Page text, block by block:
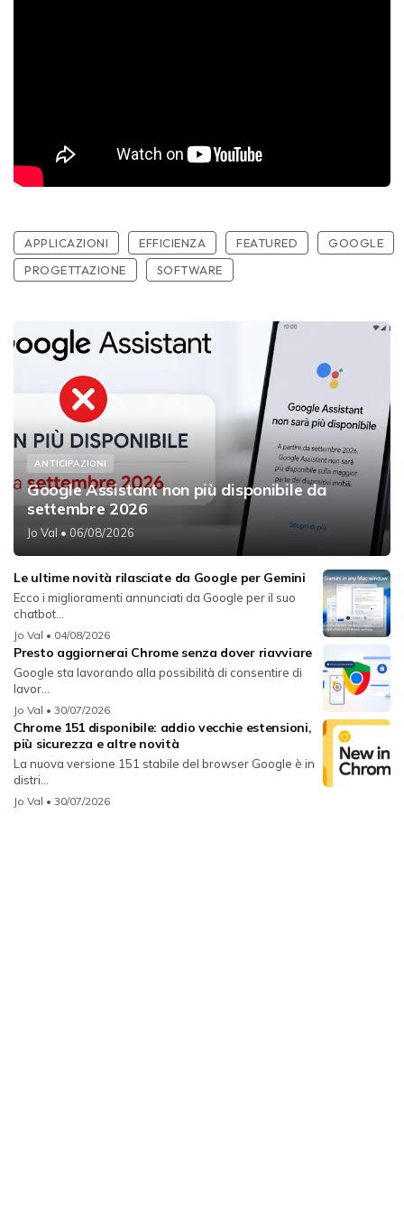
APPLICAZIONI EFFICIENZA FEATURED
GOOGLE
PROGETTAZIONE
SOFTWARE
ANTICIPAZIONI
Google Assistant non più disponibile da
settembre 2026
Jo Val • 06/08/2026
Le ultime novità rilasciate da Google per Gemini
Ecco i miglioramenti annunciati da Google per il suo
chatbot...
Jo Val • 04/08/2026
Presto aggiornerai Chrome senza dover riavviare
Google sta lavorando alla possibilità di consentire di
lavor...
Jo Val • 30/07/2026
Chrome 151 disponibile: addio vecchie estensioni,
più sicurezza e altre novità
La nuova versione 151 stabile del browser Google è in
distri...
Jo Val • 30/07/2026